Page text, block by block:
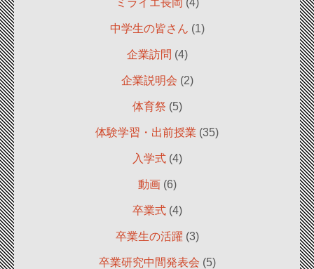
ミライエ長岡 (4)
中学生の皆さん (1)
企業訪問 (4)
企業説明会 (2)
体育祭 (5)
体験学習・出前授業 (35)
入学式(4)
動画(6)
卒業式(4)
卒業生の活躍 (3)
卒業研究中間発表会 (5)